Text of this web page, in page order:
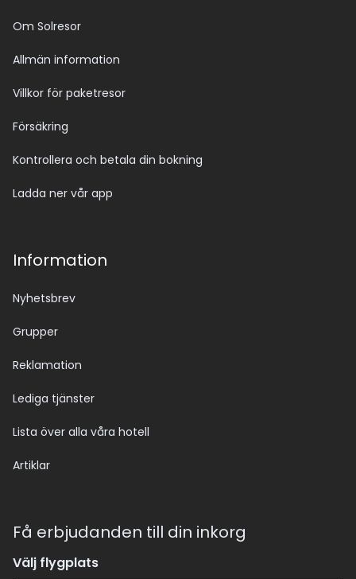
Om Solresor
Allmän information
Villkor för paketresor
Försäkring
Kontrollera och betala din bokning
Ladda ner vår app
Information
Nyhetsbrev
Grupper
Reklamation
Lediga tjänster
Lista över alla våra hotell
Artiklar
Få erbjudanden till din inkorg
Välj flygplats